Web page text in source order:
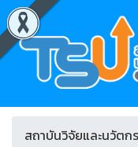
สถาบันวิจัยและนวัต